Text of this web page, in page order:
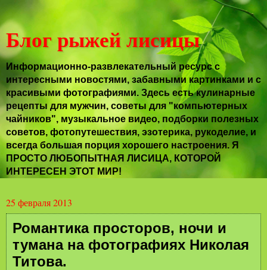
Блог рыжей лисицы
Информационно-развлекательный ресурс с
интересными новостями, забавными картинками и с
красивыми фотографиями. Здесь есть кулинарные
рецепты для мужчин, советы для "компьютерных
чайников", музыкальное видео, подборки полезных
советов, фотопутешествия, эзотерика, рукоделие, и
всегда большая порция хорошего настроения. Я
ПРОСТО ЛЮБОПЫТНАЯ ЛИСИЦА, КОТОРОЙ
ИНТЕРЕСЕН ЭТОТ МИР!
25 февраля 2013
Романтика просторов, ночи и
тумана на фотографиях Николая
Титова.